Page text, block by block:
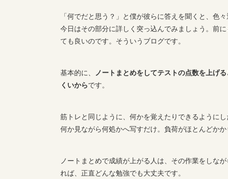
「何でだと思う？」と僕が彼らに答えを聞くと、色
今日はその部分に詳しく突っ込んでみましょう。前
ても良いのです。そういうブログです。
基本的に、 ノートまとめをしてテストの点数を上げ
くいからです。
筋トレと同じように、何かを覚えたりできるように
何か見ながら何処かへ写すだけ。負荷がほとんどかか
ノートまとめで成績が上がる人は、その作業をしな
れば、正直どんな勉強でも大丈夫です。